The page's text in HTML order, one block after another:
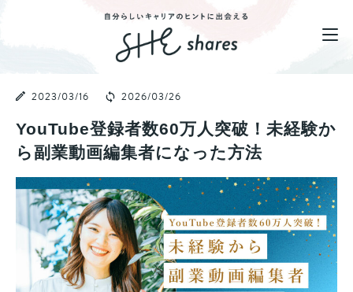
2023/03/16 2026/03/26
YouTube登録者数60万人突破！未経験か
ら副業動画編集者になった方法